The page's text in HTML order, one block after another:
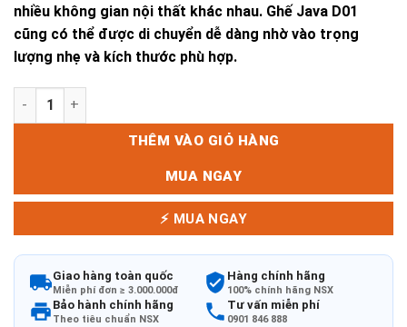
nhiều không gian nội thất khác nhau. Ghế Java D01
cũng có thể được di chuyển dễ dàng nhờ vào trọng
lượng nhẹ và kích thước phù hợp.
Ghế Java D01 số lượng
THÊM VÀO GIỎ HÀNG
MUA NGAY
⚡ MUA NGAY
Giao hàng toàn quốc
Miễn phí đơn ≥ 3.000.000đ
Hàng chính hãng
100% chính hãng NSX
Bảo hành chính hãng
Theo tiêu chuẩn NSX
Tư vấn miễn phí
0901 846 888